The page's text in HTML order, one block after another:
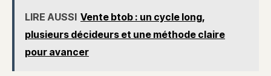
LIRE AUSSI Vente btob : un cycle long,
plusieurs décideurs et une méthode claire
pour avancer